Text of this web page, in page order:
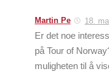
Martin Pe 18.
Er det noe
på Tour of
muligheten til å